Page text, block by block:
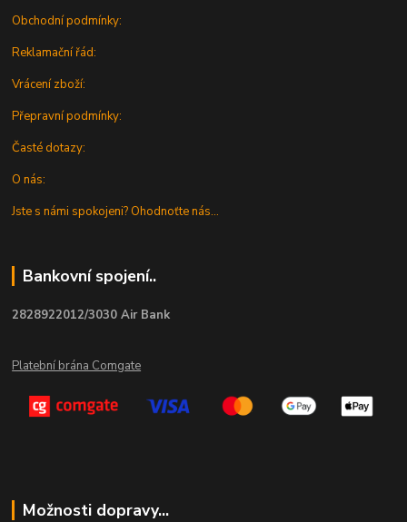
Obchodní podmínky:
Reklamační řád:
Vrácení zboží:
Přepravní podmínky:
Časté dotazy:
O nás:
Jste s námi spokojeni? Ohodnoťte nás...
Bankovní spojení..
2828922012/3030 Air Bank
Platební brána Comgate
Možnosti dopravy...